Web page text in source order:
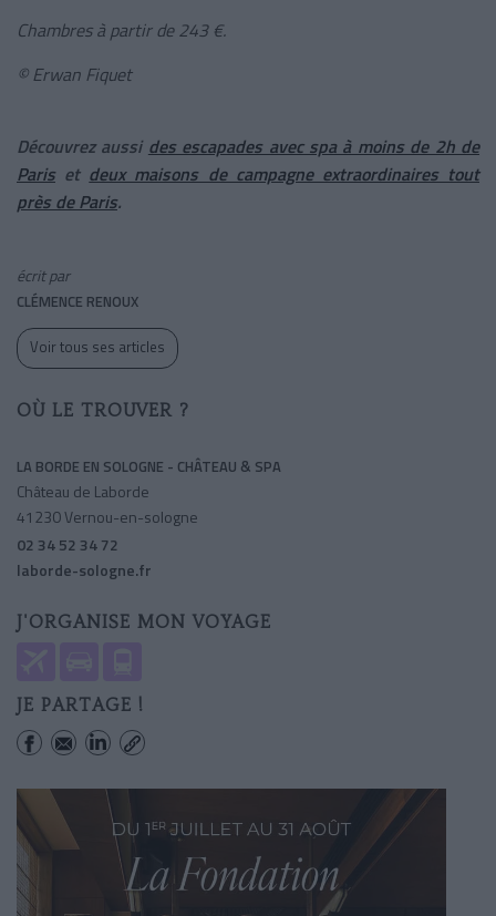
Chambres à partir de 243 €.
© Erwan Fiquet
Découvrez aussi des escapades avec spa à moins de 2h de
Pariset deux maisons de campagne extraordinaires tout
près de Paris.
écrit par
CLÉMENCE RENOUX
Voir tous ses articles
OÙ LE TROUVER ?
LA BORDE EN SOLOGNE - CHÂTEAU & SPA
Château de Laborde
41230 Vernou-en-sologne
02 34 52 34 72
laborde-sologne.fr
J'ORGANISE MON VOYAGE
JE PARTAGE !